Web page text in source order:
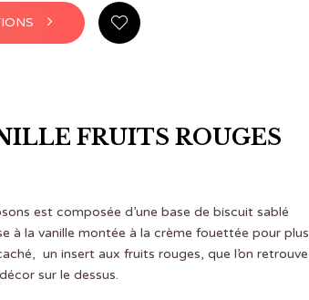
Ce
produit
peuvent
la
page
FRUITS ROUGES
est composée d’une base de biscuit sablé
à la vanille montée à la crème fouettée pour plus
un insert aux fruits rouges, que l’on retrouve
sur le dessus.